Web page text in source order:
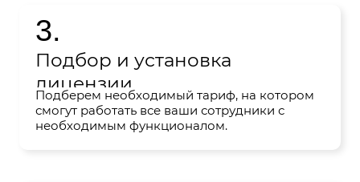
3.
Подбор и установка
лицензии
Подберем необходимый тариф, на котором
смогут работать все ваши сотрудники с
необходимым функционалом.